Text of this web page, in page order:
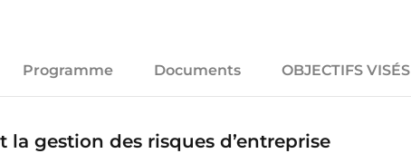
Programme Documents OBJECTIFS VISÉS
la gestion des risques d’entreprise